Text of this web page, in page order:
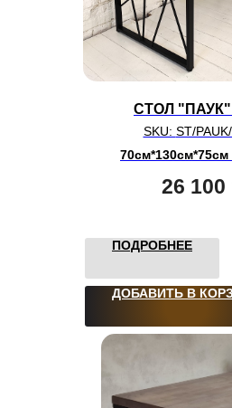
СТОЛ
SKU: ST/
26 100
ПОДРОБНЕЕ
ДОБАВИТЬ В